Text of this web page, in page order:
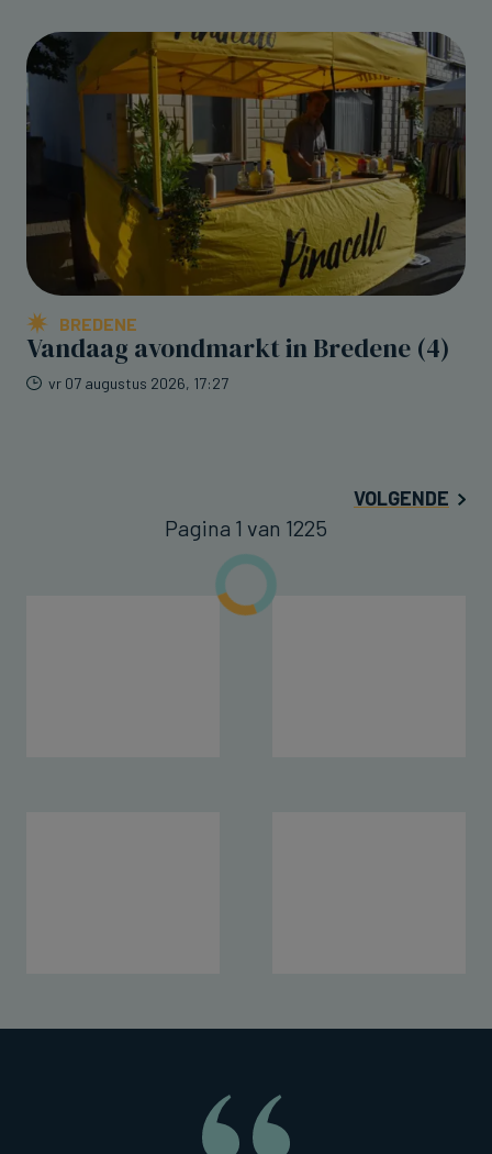
BREDENE
Vandaag avondmarkt in Bredene (4)
vr 07 augustus 2026, 17:27
VOLGENDE
Pagina 1 van 1225